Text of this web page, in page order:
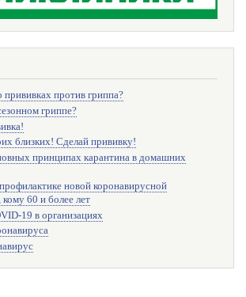
прививках против гриппа?
гриппе?
близких! Сделай прививку!
принципах карантина в домашних
новой коронавирусной
60 и более лет
19 в организациях